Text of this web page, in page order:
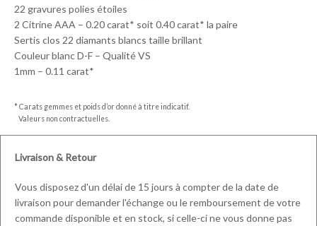
22 gravures polies étoiles
2 Citrine AAA – 0.20 carat* soit 0.40 carat* la paire
Sertis clos 22 diamants blancs taille brillant
Couleur blanc D-F – Qualité VS
1mm – 0.11 carat*
* Carats gemmes et poids d’or donné à titre indicatif.
Valeurs non contractuelles.
Livraison & Retour
Vous disposez d'un délai de 15 jours à compter de la date de
livraison pour demander l'échange ou le remboursement de votre
commande disponible et en stock, si celle-ci ne vous donne pas